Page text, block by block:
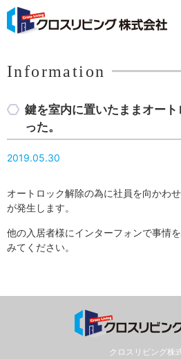
Information
鍵を室内に置いたままオー
った。
2019.05.30
オートロック解除の為に社員を向かわ
が発生します。
他の入居者様にインターフォンで事情
みてください。
クロスリビング株